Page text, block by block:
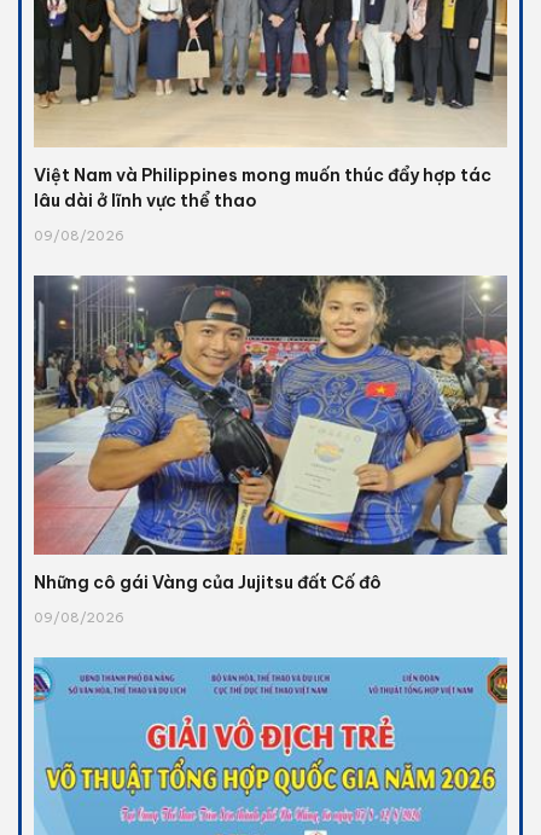
Việt Nam và Philippines mong muốn thúc đẩy hợp tác
lâu dài ở lĩnh vực thể thao
09/08/2026
Những cô gái Vàng của Jujitsu đất Cố đô
09/08/2026